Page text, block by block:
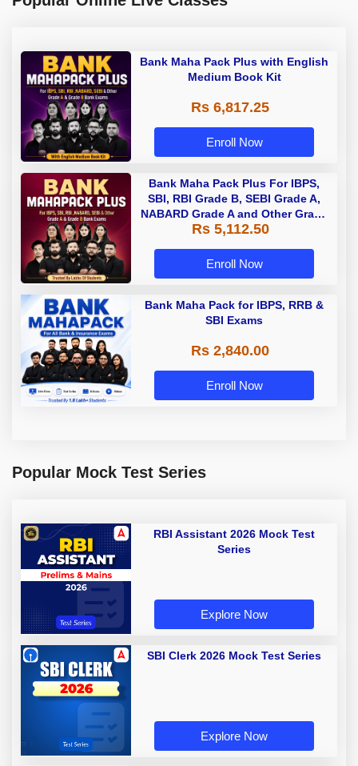
Bank Maha Pack Plus with English
Medium Book Kit
Rs 6,817.25
Enroll Now
Bank Maha Pack Plus For IBPS,
SBI, RBI Grade B, SEBI Grade A,
NABARD Grade A and Other Grade
A & Grade B Bank Exams
Rs 5,112.50
Enroll Now
Bank Maha Pack for IBPS, RRB &
SBI Exams
Rs 2,840.00
Enroll Now
Popular Mock Test Series
RBI Assistant 2026 Mock Test
Series
Explore Now
SBI Clerk 2026 Mock Test Series
Explore Now